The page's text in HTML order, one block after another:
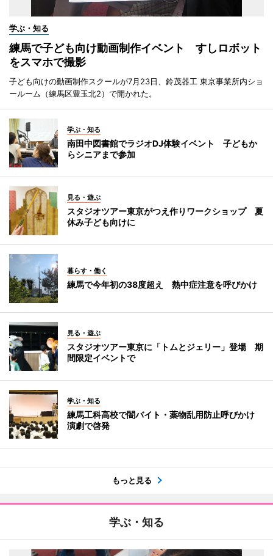
学ぶ・知る
練馬で子ども向け動画制作イベント すしロボット
をスマホで撮影
子ども向けの動画制作スクールが7月23日、鈴茂器工 東京事業所内ショ
ールーム（練馬区豊玉北2）で開かれた。
学ぶ・知る
南田中図書館でラジオDJ体験イベント 子どもか
らシニアまで参加
見る・遊ぶ
スタジオツアー東京がつえ作りワークショップ 夏
休み子ども向けに
暮らす・働く
練馬で今年初の38度超え 熱中症注意を呼びかけ
見る・遊ぶ
スタジオツアー東京に「トムとジェリー」登場 期
間限定イベントで
学ぶ・知る
練馬工科高校で闇バイト・薬物乱用防止呼びかけ
演劇で啓発
もっと見る
学ぶ・知る